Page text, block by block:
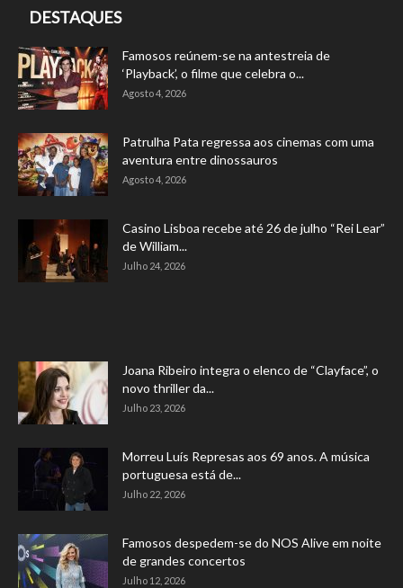
DESTAQUES
Famosos reúnem-se na antestreia de
‘Playback’, o filme que celebra o...
Agosto 4, 2026
Patrulha Pata regressa aos cinemas com uma
aventura entre dinossauros
Agosto 4, 2026
Casino Lisboa recebe até 26 de julho “Rei Lear”
de William...
Julho 24, 2026
Joana Ribeiro integra o elenco de “Clayface”, o
novo thriller da...
Julho 23, 2026
Morreu Luís Represas aos 69 anos. A música
portuguesa está de...
Julho 22, 2026
Famosos despedem-se do NOS Alive em noite
de grandes concertos
Julho 12, 2026